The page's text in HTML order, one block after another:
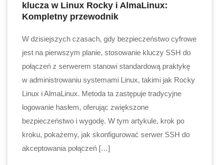
klucza w Linux Rocky i AlmaLinux:
Kompletny przewodnik
W dzisiejszych czasach, gdy bezpieczeństwo cyfrowe
jest na pierwszym planie, stosowanie kluczy SSH do
połączeń z serwerem stanowi standardową praktykę
w administrowaniu systemami Linux, takimi jak Rocky
Linux i AlmaLinux. Metoda ta zastępuje tradycyjne
logowanie hasłem, oferując zwiększone
bezpieczeństwo i wygodę. W tym artykule, krok po
kroku, pokażemy, jak skonfigurować serwer SSH do
akceptowania połączeń […]